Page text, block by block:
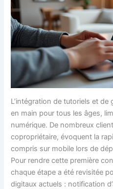
L’intégration de tutoriels et
en main pour tous les âges,
numérique. De nombreux
copropriétaire, évoquent la
compris sur mobile lors de
Pour rendre cette première
chaque étape a été revisitée
digitaux actuels : notification